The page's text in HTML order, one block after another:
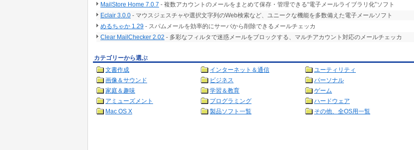
MailStore Home 7.0.7 - 複数アカウントのメールをまとめて保存・管理できる“電子メールライブラリ化”ソフト
Eclair 3.0.0 - マウスジェスチャや選択文字列のWeb検索など、ユニークな機能を多数備えた電子メールソフト
めるちゃか 1.29 - スパムメールを効率的にサーバから削除できるメールチェッカ
Clear MailChecker 2.02 - 多彩なフィルタで迷惑メールをブロックする、マルチアカウント対応のメールチェッカ
カテゴリーから選ぶ
文書作成
インターネット＆通信
ユーティリティ
画像＆サウンド
ビジネス
パーソナル
家庭＆趣味
学習＆教育
ゲーム
アミューズメント
プログラミング
ハードウェア
Mac OS X
製品ソフト一覧 その他、全OS用一覧